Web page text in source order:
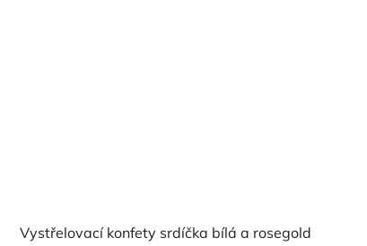
Vystřelovací konfety srdíčka bílá a rosegold